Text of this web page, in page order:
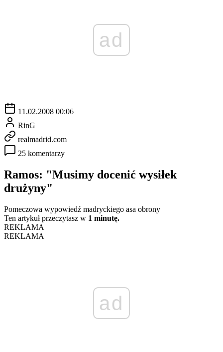
ad
11.02.2008 00:06
RinG
realmadrid.com
25 komentarzy
Ramos: "Musimy docenić wysiłek
drużyny"
Pomeczowa wypowiedź madryckiego asa obrony
Ten artykuł przeczytasz w 1 minutę.
REKLAMA
REKLAMA
ad